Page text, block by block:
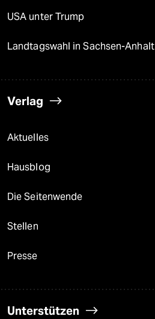
USA unter Trump
Landtagswahl in Sachsen-Anhalt
Verlag
Aktuelles
Hausblog
Die Seitenwende
Stellen
Presse
Unterstützen